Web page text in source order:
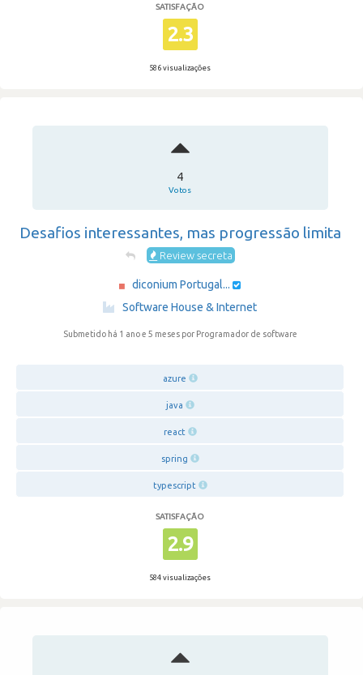
SATISFAÇÃO
2.3
586 visualizações
4
Votos
Desafios interessantes, mas progressão limita
Review secreta
diconium Portugal...
Software House & Internet
Submetido há 1 ano e 5 meses por Programador de software
azure
java
react
spring
typescript
SATISFAÇÃO
2.9
584 visualizações